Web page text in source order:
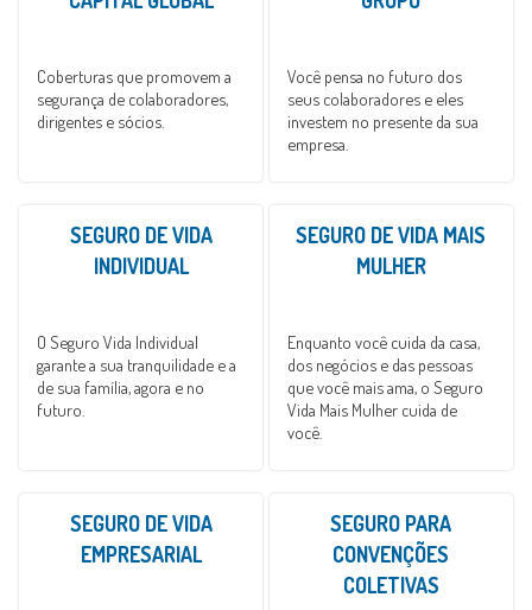
Coberturas que promovem a
segurança de colaboradores,
dirigentes e sócios.
Você pensa no futuro dos
seus colaboradores e eles
investem no presente da sua
empresa.
SEGURO DE VIDA
INDIVIDUAL
O Seguro Vida Individual
garante a sua tranquilidade e a
de sua família, agora e no
futuro.
SEGURO DE VIDA MAIS
MULHER
Enquanto você cuida da casa,
dos negócios e das pessoas
que você mais ama, o Seguro
Vida Mais Mulher cuida de
você.
SEGURO DE VIDA
EMPRESARIAL
SEGURO PARA
CONVENÇÕES
COLETIVAS